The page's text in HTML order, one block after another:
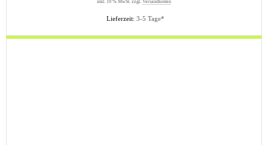
Lieferzeit: 3-5 Tage*
inkl. 19 % MwSt. zzgl. Versandkosten